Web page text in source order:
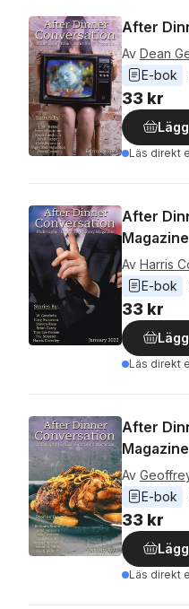
After
Av Dean
E-bok
33 kr
Läs direkt
After
Magazine
Av Harris
E-bok
33 kr
Läs direkt
After
Magazine
Av
E-bok
33 kr
Läs direkt